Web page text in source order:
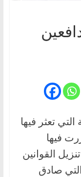
تعثر فيها
فيها
القوانين
التي صادق